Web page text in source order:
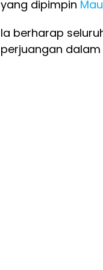
yang dipimpin
Ia berharap
perjuangan